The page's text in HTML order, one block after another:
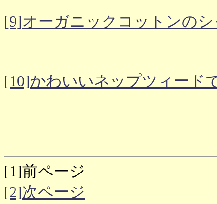
[9]オーガニックコットンの
[10]かわいいネップツィード
[1]前ページ
[2]次ページ